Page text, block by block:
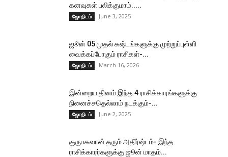
கனவுகள் பலிக்குமாம்.....
ஜோதிடம் June 3, 2025
ஜூன் 05 முதல் கஷ்டங்களுக்கு முற்றுப்புள்ளி
வைக்கப்போகும் ராசிகள்-...
ஜோதிடம் March 16, 2026
இன்றைய தினம் இந்த 4 ராசிக்காரங்களுக்கு
நினைச்சதெல்லாம் நடக்கும்-...
ஜோதிடம் June 2, 2025
குருபகவான் தரும் அதிர்ஷ்டம்- இந்த
ராசிக்காரர்களுக்கு ஜூன் மாதம்...